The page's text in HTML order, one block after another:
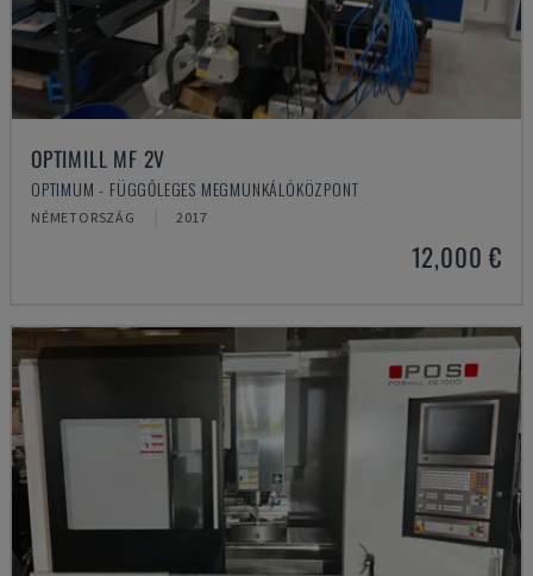
OPTIMILL MF 2V
OPTIMUM - FÜGGŐLEGES MEGMUNKÁLÓKÖZPONT
NÉMETORSZÁG 2017
12,000 €